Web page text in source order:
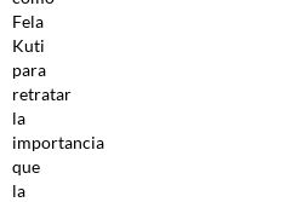
Fela
Kuti
para
retratar
la
importancia
que
la